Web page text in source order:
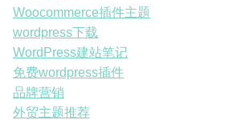
Woocommerce插件主题
wordpress下载
WordPress建站笔记
免费wordpress插件
品牌营销
外贸主题推荐